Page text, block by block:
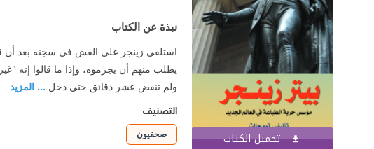
تحميل الكتاب اشترك الآن
نبذة عن الكتاب
استلقى زينجر على القش في سجنه بعد أن
يطلب منهم أن يجرموه، وإذا ما قالوا إنه
ولم تنقض عشر دقائق حتى دخل ... المزيد
التصنيف
صحفيون